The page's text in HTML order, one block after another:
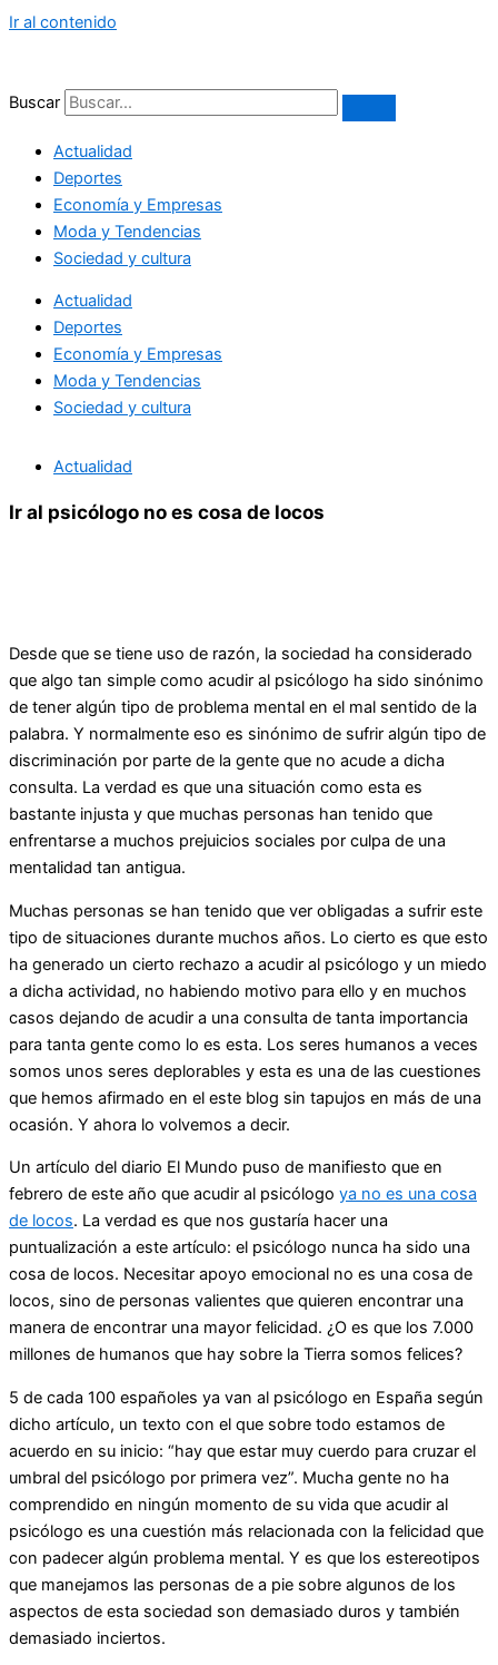
Ir al contenido
Buscar
Actualidad
Deportes
Economía y Empresas
Moda y Tendencias
Sociedad y cultura
Actualidad
Deportes
Economía y Empresas
Moda y Tendencias
Sociedad y cultura
Actualidad
Ir al psicólogo no es cosa de locos
Desde que se tiene uso de razón, la sociedad ha considerado
que algo tan simple como acudir al psicólogo ha sido sinónimo
de tener algún tipo de problema mental en el mal sentido de la
palabra. Y normalmente eso es sinónimo de sufrir algún tipo de
discriminación por parte de la gente que no acude a dicha
consulta. La verdad es que una situación como esta es
bastante injusta y que muchas personas han tenido que
enfrentarse a muchos prejuicios sociales por culpa de una
mentalidad tan antigua.
Muchas personas se han tenido que ver obligadas a sufrir este
tipo de situaciones durante muchos años. Lo cierto es que esto
ha generado un cierto rechazo a acudir al psicólogo y un miedo
a dicha actividad, no habiendo motivo para ello y en muchos
casos dejando de acudir a una consulta de tanta importancia
para tanta gente como lo es esta. Los seres humanos a veces
somos unos seres deplorables y esta es una de las cuestiones
que hemos afirmado en el este blog sin tapujos en más de una
ocasión. Y ahora lo volvemos a decir.
Un artículo del diario El Mundo puso de manifiesto que en
febrero de este año que acudir al psicólogo ya no es una cosa
de locos. La verdad es que nos gustaría hacer una
puntualización a este artículo: el psicólogo nunca ha sido una
cosa de locos. Necesitar apoyo emocional no es una cosa de
locos, sino de personas valientes que quieren encontrar una
manera de encontrar una mayor felicidad. ¿O es que los 7.000
millones de humanos que hay sobre la Tierra somos felices?
5 de cada 100 españoles ya van al psicólogo en España según
dicho artículo, un texto con el que sobre todo estamos de
acuerdo en su inicio: “hay que estar muy cuerdo para cruzar el
umbral del psicólogo por primera vez”. Mucha gente no ha
comprendido en ningún momento de su vida que acudir al
psicólogo es una cuestión más relacionada con la felicidad que
con padecer algún problema mental. Y es que los estereotipos
que manejamos las personas de a pie sobre algunos de los
aspectos de esta sociedad son demasiado duros y también
demasiado inciertos.